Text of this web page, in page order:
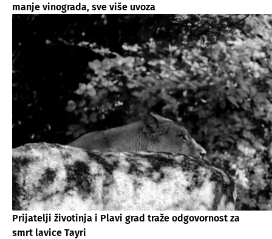
manje vinograda, sve više uvoza
Prijatelji životinja i Plavi grad traže odgovornost za
smrt lavice Tayri